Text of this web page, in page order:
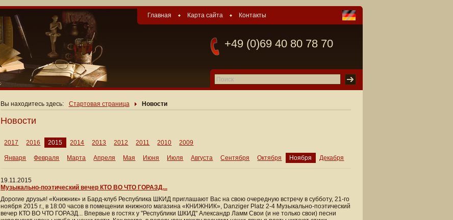
Главная Карта сайта Контакты
+49 (0)69 40 80 78 70
Вы находитесь здесь: Стартовая страница Новости
Новости
2017 2016 2015 2014 2013 2012 2011 2010 2009
Января Февраля Марта Апреля Мая Июня Июля Августа Сентября Октября Ноября Декабря
19.11.2015
Музыкально-поэтический вечер КТО ВО ЧТО ГОРАЗД...
Дорогие друзья! «Книжник» и Бард-клуб Республика ШКИД приглашают Вас на свою очередную встречу в субботу, 21-го
ноября 2015 г., в 18:00 часов в помещении книжного магазина «КНИЖНИК», Danziger Platz 2-4 Музыкально-поэтический
вечер КТО ВО ЧТО ГОРАЗД... Впервые в гостях у "Республики ШКИД" Александр Ламм Свои (и не только свои) песни